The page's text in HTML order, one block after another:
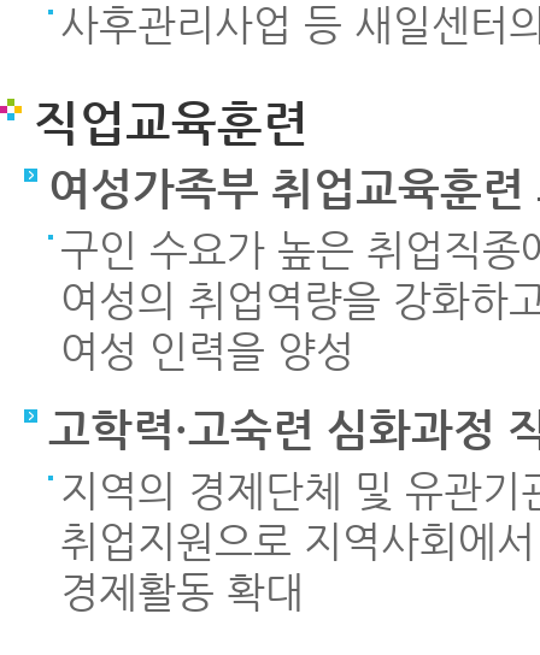
사후관리사업 등 새일센터
직업교육훈련
여성가족부 취업교육훈련
구인 수요가 높은 취업직
여성의 취업역량을 강화하
여성 인력을 양성
고학력·고숙련 심화과정
지역의 경제단체 및 유관기
취업지원으로 지역사회에
경제활동 확대